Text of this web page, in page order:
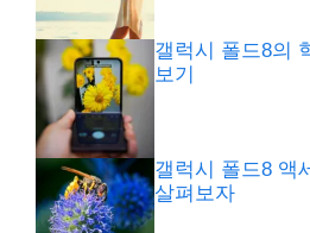
갤럭시 폴드8의
보기
갤럭시 폴드8 액
살펴보자